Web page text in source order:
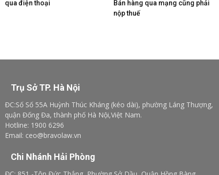
qua điện thoại
Bán hàng qua mạng cũng phải
nộp thuế
Trụ Sở TP. Hà Nội
ĐC:Số Số 55A Huỳnh Thúc Kháng (kéo dài), phường Láng Thượng,
quận Đống Đa, thành phố Hà Nội,Việt Nam.
Hotline: 1900 6296
Email: ceo@bravolaw.vn
Chi Nhánh Hải Phòng